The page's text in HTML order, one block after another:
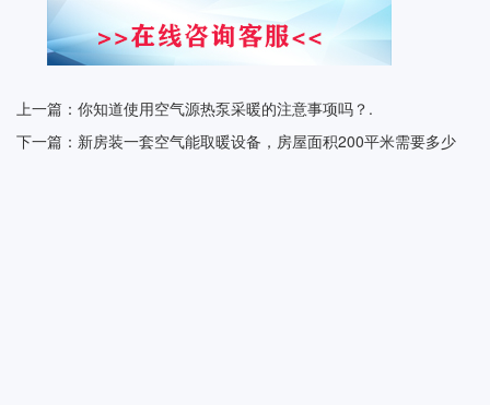
上一篇：你知道使用空气源热泵采暖的注意事项吗？.
下一篇：新房装一套空气能取暖设备，房屋面积200平米需要多少